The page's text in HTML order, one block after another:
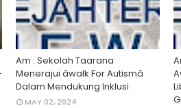
Am : Sekolah Taarana
Menerajui âwalk For Autismâ
Dalam Mendukung Inklusi
MAY 02, 2024